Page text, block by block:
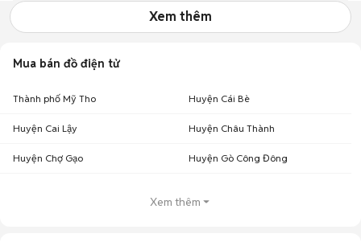
Xem thêm
Mua bán đồ điện tử
Thành phố Mỹ Tho Huyện Cái Bè
Huyện Cai Lậy Huyện Châu Thành
Huyện Chợ Gạo Huyện Gò Công Đông
Xem thêm